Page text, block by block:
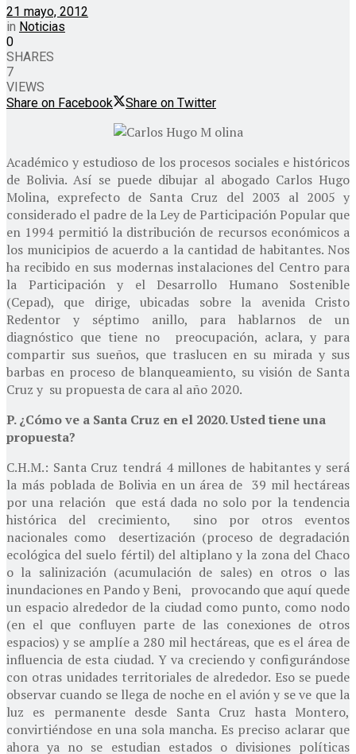
21 mayo, 2012
in Noticias
0
SHARES
7
VIEWS
Share on Facebook
Share on Twitter
Académico y estudioso de los procesos sociales e históricos
de Bolivia. Así se puede dibujar al abogado Carlos Hugo
Molina, exprefecto de Santa Cruz del 2003 al 2005 y
considerado el padre de la Ley de Participación Popular que
en 1994 permitió la distribución de recursos económicos a
los municipios de acuerdo a la cantidad de habitantes. Nos
ha recibido en sus modernas instalaciones del Centro para
la Participación y el Desarrollo Humano Sostenible
(Cepad), que dirige, ubicadas sobre la avenida Cristo
Redentor y séptimo anillo, para hablarnos de un
diagnóstico que tiene no preocupación, aclara, y para
compartir sus sueños, que traslucen en su mirada y sus
barbas en proceso de blanqueamiento, su visión de Santa
Cruz y su propuesta de cara al año 2020.
P. ¿Cómo ve a Santa Cruz en el 2020. Usted tiene una
propuesta?
C.H.M.: Santa Cruz tendrá 4 millones de habitantes y será
la más poblada de Bolivia en un área de 39 mil hectáreas
por una relación que está dada no solo por la tendencia
histórica del crecimiento, sino por otros eventos
nacionales como desertización (proceso de degradación
ecológica del suelo fértil) del altiplano y la zona del Chaco
o la salinización (acumulación de sales) en otros o las
inundaciones en Pando y Beni, provocando que aquí quede
un espacio alrededor de la ciudad como punto, como nodo
(en el que confluyen parte de las conexiones de otros
espacios) y se amplíe a 280 mil hectáreas, que es el área de
influencia de esta ciudad. Y va creciendo y configurándose
con otras unidades territoriales de alrededor. Eso se puede
observar cuando se llega de noche en el avión y se ve que la
luz es permanente desde Santa Cruz hasta Montero,
convirtiéndose en una sola mancha. Es preciso aclarar que
ahora ya no se estudian estados o divisiones políticas